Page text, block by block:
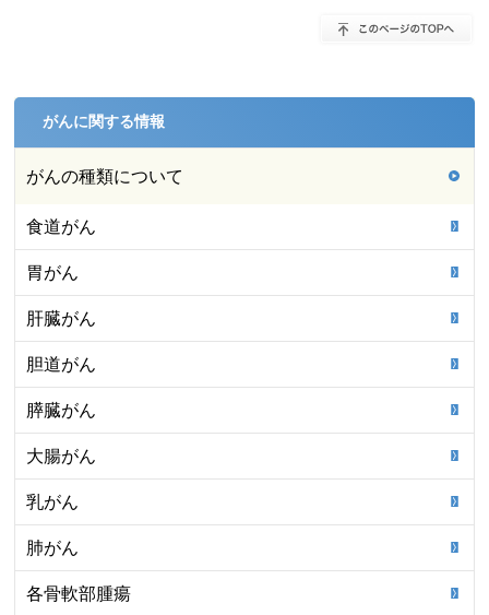
がんに関する情報
がんの種類について
食道がん
胃がん
肝臓がん
胆道がん
膵臓がん
大腸がん
乳がん
肺がん
各骨軟部腫瘍